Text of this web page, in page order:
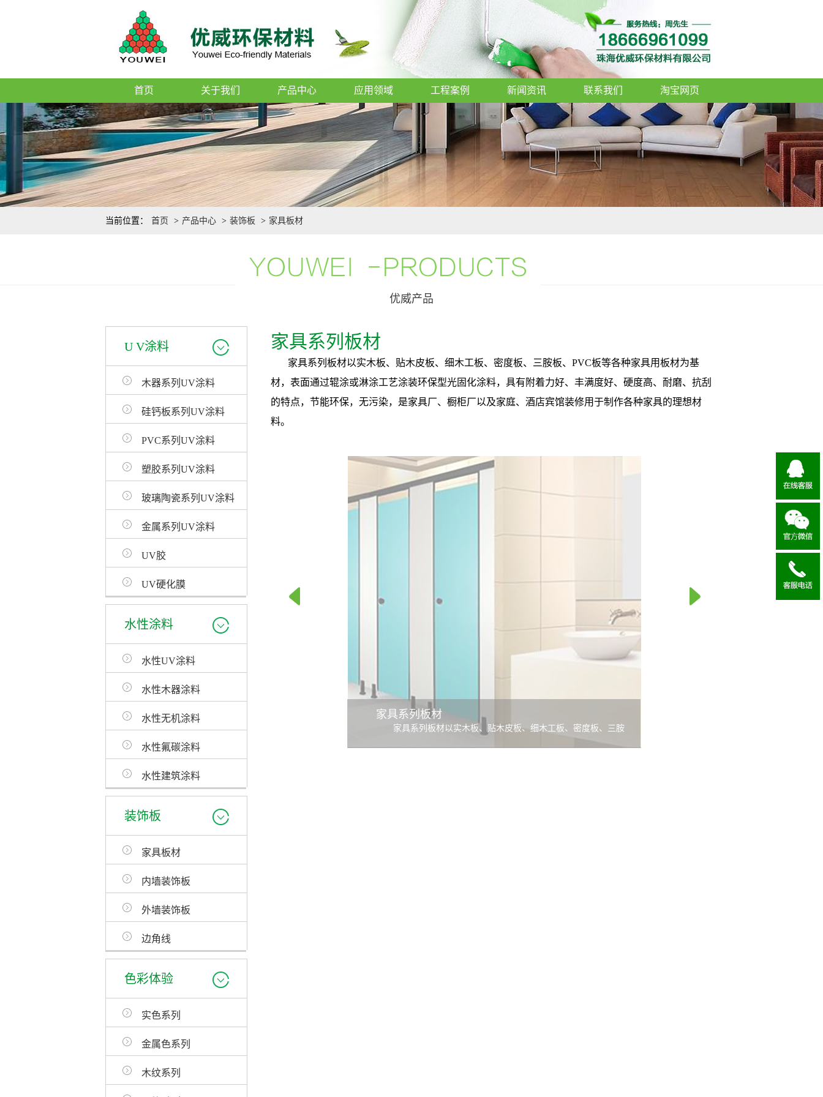
首页 关于我们 产品中心 应用领域 工程案例 新闻资讯 联系我们 淘宝网页
当前位置： 首页 > 产品中心 > 装饰板 > 家具板材
优威产品
U V涂料
木器系列UV涂料
硅钙板系列UV涂料
PVC系列UV涂料
塑胶系列UV涂料
玻璃陶瓷系列UV涂料
金属系列UV涂料
UV胶
UV硬化膜
水性涂料
水性UV涂料
水性木器涂料
水性无机涂料
水性氟碳涂料
水性建筑涂料
装饰板
家具板材
内墙装饰板
外墙装饰板
边角线
色彩体验
实色系列
金属色系列
木纹系列
家具系列板材
家具系列板材以实木板、贴木皮板、细木工板、密度板、三胺板、PVC板等各种家具用板材为基
材，表面通过辊涂或淋涂工艺涂装环保型光固化涂料，具有附着力好、丰满度好、硬度高、耐磨、抗刮
的特点，节能环保，无污染，是家具厂、橱柜厂以及家庭、酒店宾馆装修用于制作各种家具的理想材
料。
家具系列板材
家具系列板材以实木板、贴木皮板、细木工板、密度板、三胺